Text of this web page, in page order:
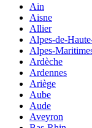
Ain
Aisne
Allier
Alpes-de-
Alpes-
Ardèche
Ardennes
Ariège
Aube
Aude
Aveyron